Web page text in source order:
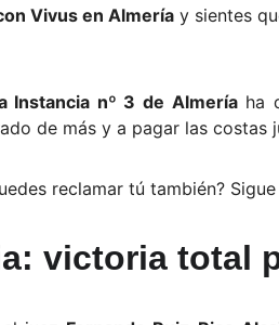
Vivus en Almería y sientes
Instancia nº 3 de Almeríaha
de más y a pagar las costas
reclamar tú también?
victoria total